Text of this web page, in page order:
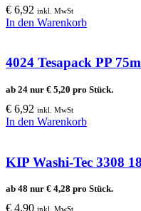
€ 6,92 inkl. MwSt
In den Warenkorb
4024 Tesapack PP
ab 24 nur € 5,20 pro Stück.
€ 6,92 inkl. MwSt
In den Warenkorb
KIP Washi-Tec 3308
ab 48 nur € 4,28 pro Stück.
€ 4,90 inkl. MwSt